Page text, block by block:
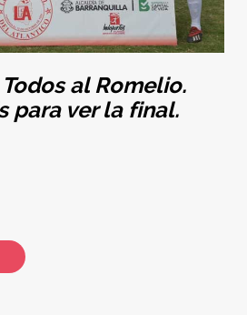
Todos al Romelio.
para ver la final.